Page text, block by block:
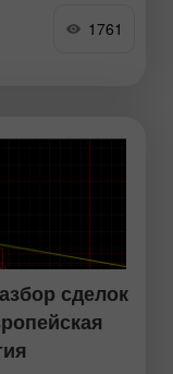
ни одного
1761
сделок